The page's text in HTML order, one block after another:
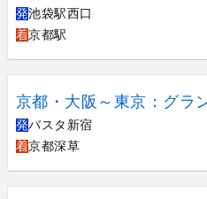
発池袋駅西口
着京都駅
京都・大阪～東京：グラ
発バスタ新宿
着京都深草